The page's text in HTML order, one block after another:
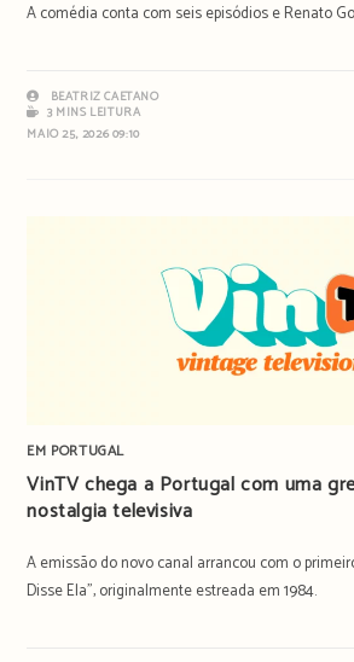
A comédia conta com seis episódios e Renato
BEATRIZ CAETANO
3 MINS LEITURA
MAIO 25, 2026 09:10
EM PORTUGAL
VinTV chega a Portugal com uma
nostalgia televisiva
A emissão do novo canal arrancou com o
Disse Ela", originalmente estreada em 1984.